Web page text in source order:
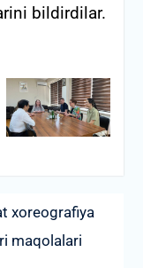
bildirdilar.
xoreografiya
maqolalari